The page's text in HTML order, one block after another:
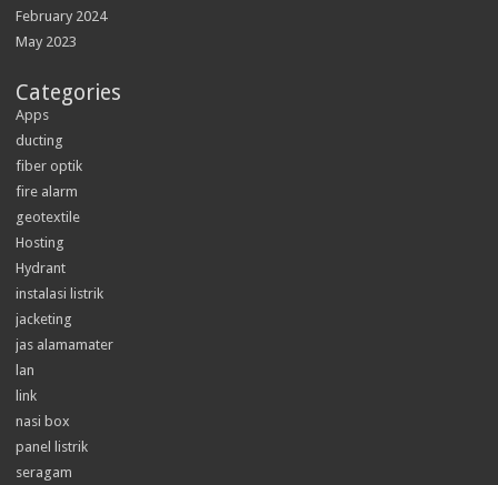
February 2024
May 2023
Categories
Apps
ducting
fiber optik
fire alarm
geotextile
Hosting
Hydrant
instalasi listrik
jacketing
jas alamamater
lan
link
nasi box
panel listrik
seragam